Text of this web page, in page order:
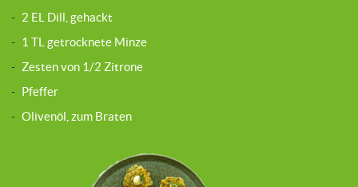
- 2 EL Dill, gehackt
- 1 TL getrocknete Minze
- Zesten von 1/2 Zitrone
- Pfeffer
- Olivenöl, zum Braten